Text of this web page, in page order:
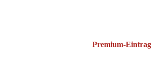
Premium-Eintrag